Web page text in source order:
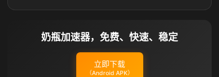
奶瓶加速器，免费、快速、稳定
立即下载
（Android APK）